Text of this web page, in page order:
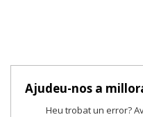
Ajudeu-nos a
Heu trobat un error?